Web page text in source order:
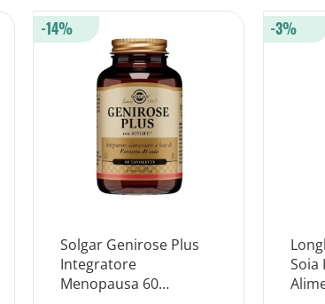
Solgar Genirose Plus
Integratore
Menopausa 60
-14%
Soia
-3%